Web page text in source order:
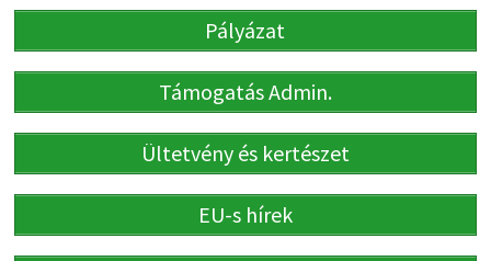
Pályázat
Támogatás Admin.
Ültetvény és kertészet
EU-s hírek